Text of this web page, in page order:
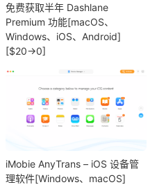
免费获取半年 Dashlane
Premium 功能[macOS、
Windows、iOS、Android]
[$20→0]
iMobie AnyTrans – iOS 设备管
理软件[Windows、macOS]